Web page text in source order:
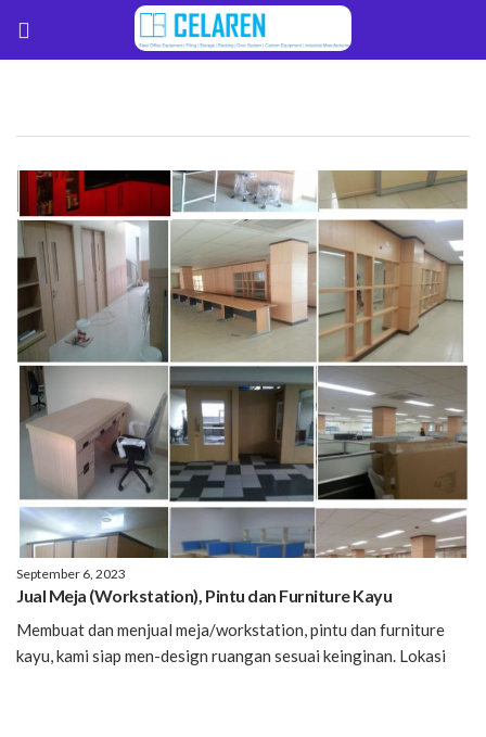
September 6, 2023
Jual Meja (Workstation), Pintu dan Furniture Kayu
Membuat dan menjual meja/workstation, pintu dan furniture
kayu, kami siap men-design ruangan sesuai keinginan. Lokasi